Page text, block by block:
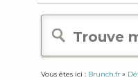
Vous êtes ici : Brunch.fr »